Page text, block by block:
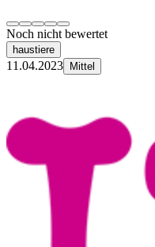
Noch nicht bewertet
haustiere
11.04.2023 Mittel